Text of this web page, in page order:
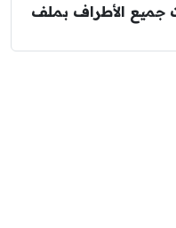
جميع الأطراف بملف